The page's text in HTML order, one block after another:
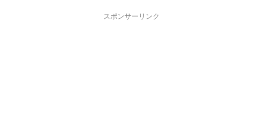
スポンサーリンク